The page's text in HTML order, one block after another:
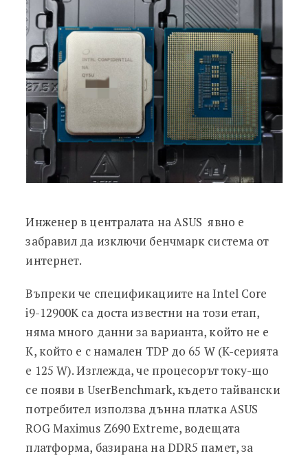
Инженер в централата на ASUS явно е
забравил да изключи бенчмарк система от
интернет.
Въпреки че спецификациите на Intel Core
i9-12900K са доста известни на този етап,
няма много данни за варианта, който не е
K, който е с намален TDP до 65 W (K-серията
е 125 W). Изглежда, че процесорът току-що
се появи в UserBenchmark, където тайвански
потребител използва дънна платка ASUS
ROG Maximus Z690 Extreme, водещата
платформа, базирана на DDR5 памет, за